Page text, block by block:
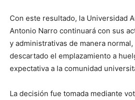
Con este resultado, la Universidad
Antonio Narro continuará con sus
y administrativas de manera
descartado el emplazamiento a
expectativa a la comunidad
La decisión fue tomada mediante